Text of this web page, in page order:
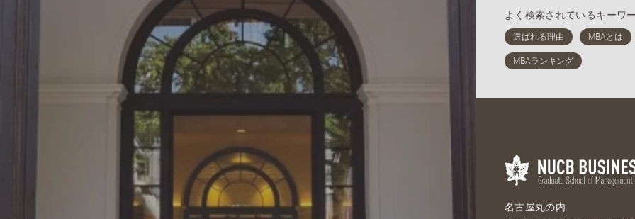
よく検索されているキーワ
名古屋丸の内